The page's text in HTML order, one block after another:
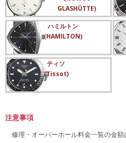
GLASHÜTTE)
ハミルトン
(HAMILTON)
ティソ
(Tissot)
注意事項
修理・オーバーホール料金一覧の金